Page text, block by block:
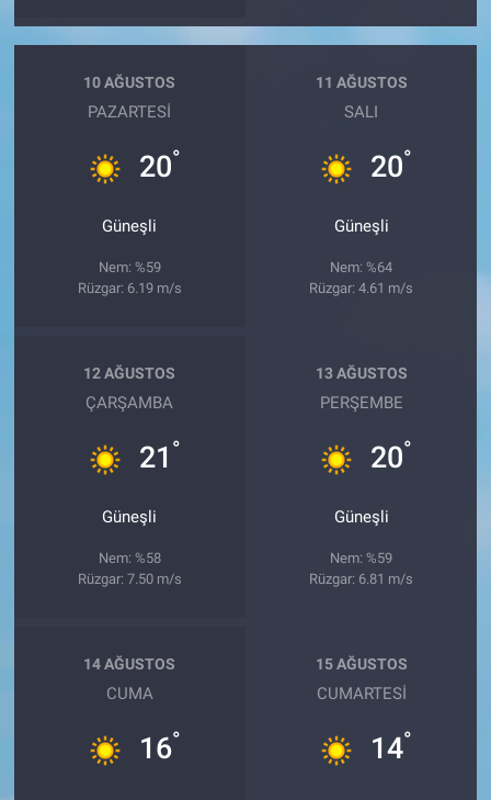
10 AĞUSTOS
PAZARTESI
20°
Güneşli
Nem: %59
Rüzgar: 6.19 m/s
11 AĞUSTOS
SALI
20°
Güneşli
Nem: %64
Rüzgar: 4.61 m/s
12 AĞUSTOS
ÇARŞAMBA
21 °
Güneşli
Nem: %58
Rüzgar: 7.50 m/s
13 AĞUSTOS
PERŞEMBE
20°
Güneşli
Nem: %59
Rüzgar: 6.81 m/s
14 AĞUSTOS
CUMA
16°
15 AĞUSTOS
CUMARTESI
14°